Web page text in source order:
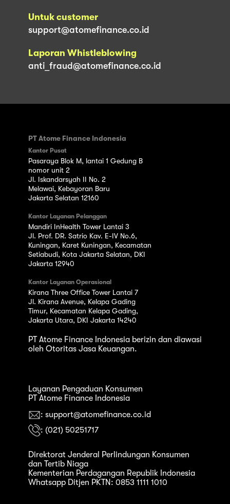
Untuk customer
support@atomefinance.co.id
Laporan Whistleblowing
anti_fraud@atomefinance.co.id
PT Atome Finance Indonesia
Kantor Pusat
Pasaraya Blok M, lantai 1 Gedung B
nomor unit 2
Jl. Iskandarsyah II No. 2
Melawai, Kebayoran Baru
Jakarta Selatan 12160
Kantor Layanan Pelanggan
Mandiri InHealth Tower Lantai 3
Jl. Prof. DR. Satrio Kav. E-IV No.6,
Kuningan, Karet Kuningan, Kecamatan
Setiabudi, Kota Jakarta Selatan, DKI
Jakarta 12940
Kantor Layanan Operasional
Kirana Three Office Tower Lantai 7
Jl. Kirana Avenue, Kelapa Gading
Timur, Kecamatan Kelapa Gading,
Jakarta Utara, DKI Jakarta 14240
PT Atome Finance Indonesia berizin dan diawasi
oleh Otoritas Jasa Keuangan.
Layanan Pengaduan Konsumen
PT Atome Finance Indonesia
: support@atomefinance.co.id
: (021) 50251717
Direktorat Jenderal Perlindungan Konsumen
dan Tertib Niaga
Kementerian Perdagangan Republik Indonesia
Whatsapp Ditjen PKTN: 0853 1111 1010